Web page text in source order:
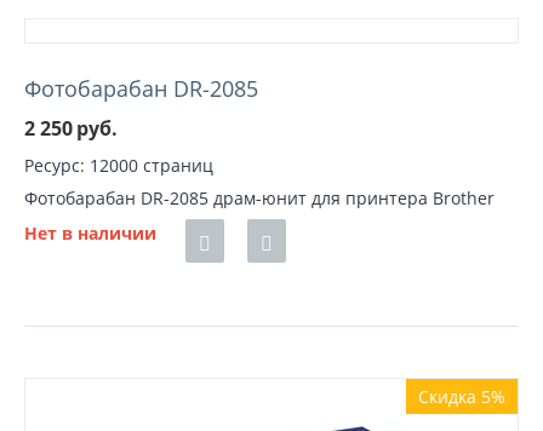
Фотобарабан DR-2085
2 250руб.
Ресурс: 12000 страниц
Фотобарабан DR-2085 драм-юнит для принтера Brother
Нет в наличии
Скидка 5%